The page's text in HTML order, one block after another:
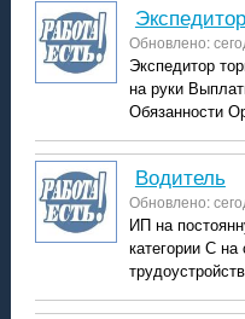
экспедитор
Обновлено:
Экспедитор
на руки
Обязанности
водитель
Обновлено:
ИП на
категории С